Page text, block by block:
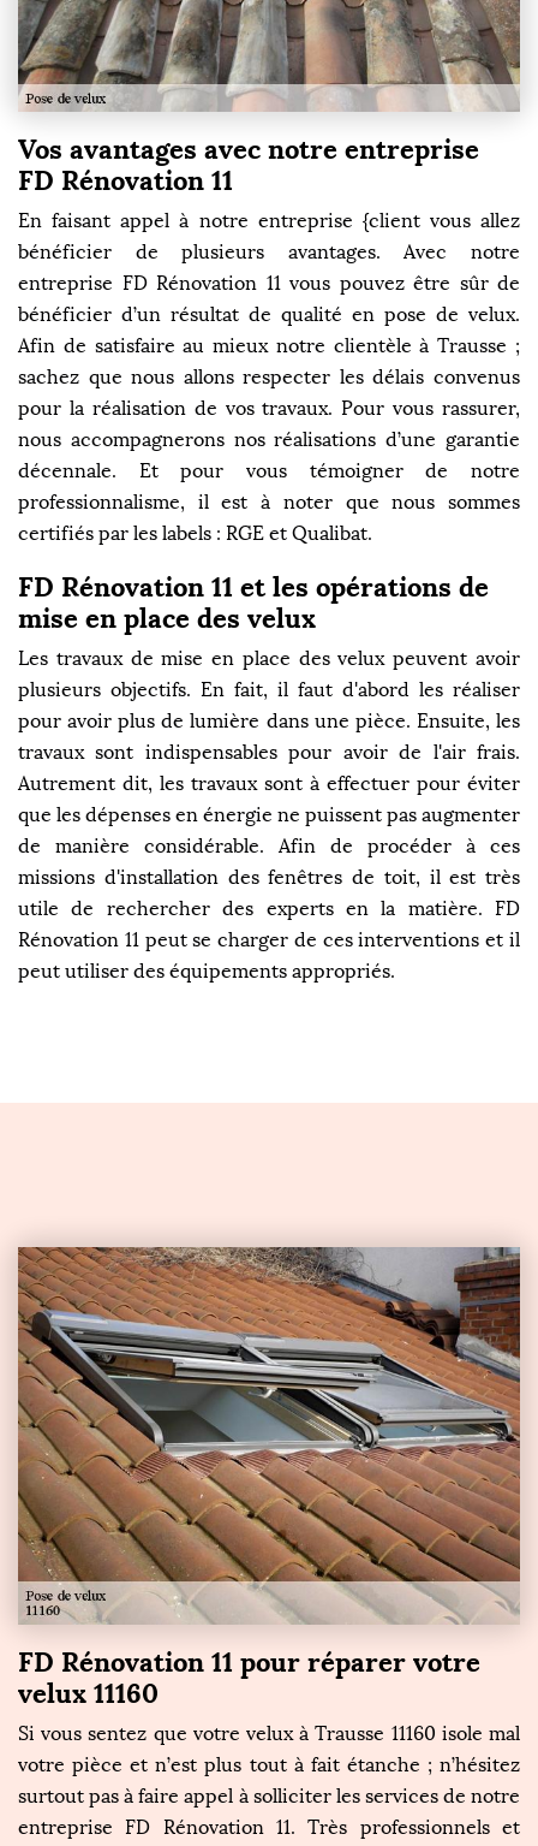
Vos avantages avec notre entreprise
FD Rénovation 11
En faisant appel à notre entreprise {client vous allez
bénéficier de plusieurs avantages. Avec notre
entreprise FD Rénovation 11 vous pouvez être sûr de
bénéficier d’un résultat de qualité en pose de velux.
Afin de satisfaire au mieux notre clientèle à Trausse ;
sachez que nous allons respecter les délais convenus
pour la réalisation de vos travaux. Pour vous rassurer,
nous accompagnerons nos réalisations d’une garantie
décennale. Et pour vous témoigner de notre
professionnalisme, il est à noter que nous sommes
certifiés par les labels : RGE et Qualibat.
FD Rénovation 11 et les opérations de
mise en place des velux
Les travaux de mise en place des velux peuvent avoir
plusieurs objectifs. En fait, il faut d'abord les réaliser
pour avoir plus de lumière dans une pièce. Ensuite, les
travaux sont indispensables pour avoir de l'air frais.
Autrement dit, les travaux sont à effectuer pour éviter
que les dépenses en énergie ne puissent pas augmenter
de manière considérable. Afin de procéder à ces
missions d'installation des fenêtres de toit, il est très
utile de rechercher des experts en la matière. FD
Rénovation 11 peut se charger de ces interventions et il
peut utiliser des équipements appropriés.
FD Rénovation 11 pour réparer votre
velux 11160
Si vous sentez que votre velux à Trausse 11160 isole mal
votre pièce et n’est plus tout à fait étanche ; n’hésitez
surtout pas à faire appel à solliciter les services de notre
entreprise FD Rénovation 11. Très professionnels et